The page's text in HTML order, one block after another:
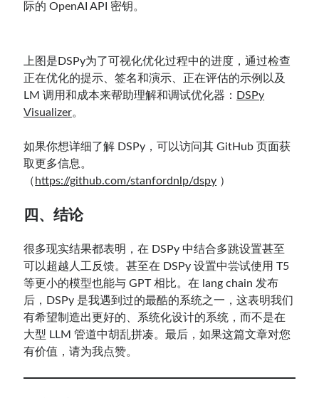
际的 OpenAI API 密钥。
上图是DSPy为了可视化优化过程中的进度，通过检查
正在优化的提示、签名和演示、正在评估的示例以及
LM 调用和成本来帮助理解和调试优化器：
DSPy
Visualizer。
如果你想详细了解 DSPy，可以访问其 GitHub 页面获
取更多信息。
（ https://github.com/stanfordnlp/dspy ）
四、结论
很多现实结果都表明，在 DSPy 中结合多跳设置甚至
可以超越人工反馈。甚至在 DSPy 设置中尝试使用 T5
等更小的模型也能与 GPT 相比。在 lang chain 发布
后，DSPy 是我遇到过的最酷的系统之一，这表明我们
有希望制造出更好的、系统化设计的系统，而不是在
大型 LLM 管道中胡乱拼凑。最后，如果这篇文章对您
有价值，请为我点赞。